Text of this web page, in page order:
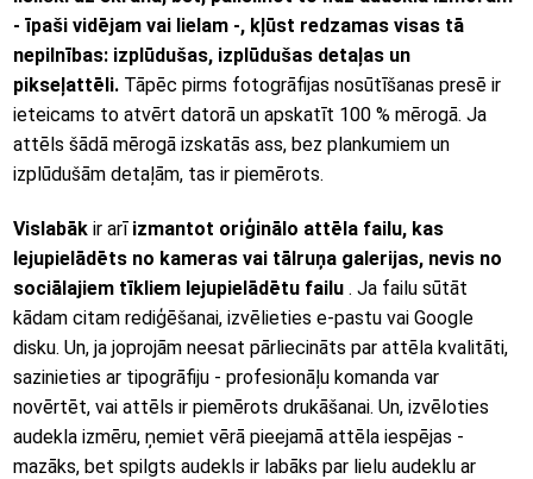
- īpaši vidējam vai lielam -, kļūst redzamas visas tā
nepilnības: izplūdušas, izplūdušas detaļas un
pikseļattēli. Tāpēc pirms fotogrāfijas nosūtīšanas presē ir
ieteicams to atvērt datorā un apskatīt 100 % mērogā. Ja
attēls šādā mērogā izskatās ass, bez plankumiem un
izplūdušām detaļām, tas ir piemērots.
Vislabākir arī izmantot oriģinālo attēla failu, kas
lejupielādēts no kameras vai tālruņa galerijas, nevis no
sociālajiem tīkliem lejupielādētu failu. Ja failu sūtāt
kādam citam rediģēšanai, izvēlieties e-pastu vai Google
disku. Un, ja joprojām neesat pārliecināts par attēla kvalitāti,
sazinieties ar tipogrāfiju - profesionāļu komanda var
novērtēt, vai attēls ir piemērots drukāšanai. Un, izvēloties
audekla izmēru, ņemiet vērā pieejamā attēla iespējas -
mazāks, bet spilgts audekls ir labāks par lielu audeklu ar